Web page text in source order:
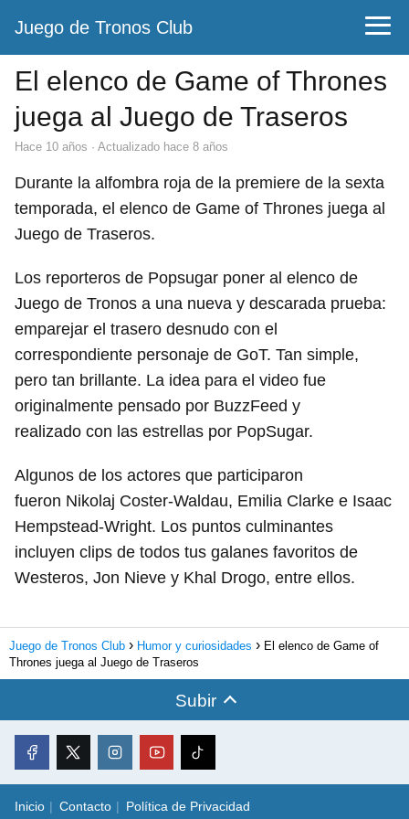
Juego de Tronos Club
El elenco de Game of Thrones
juega al Juego de Traseros
hace 10 años · Actualizado hace 8 años
Durante la alfombra roja de la premiere de la sexta
temporada, el elenco de Game of Thrones juega al
Juego de Traseros.
Los reporteros de Popsugar poner al elenco de
Juego de Tronos a una nueva y descarada prueba:
emparejar el trasero desnudo con el
correspondiente personaje de GoT. Tan simple,
pero tan brillante. La idea para el video fue
originalmente pensado por BuzzFeed y
realizado con las estrellas por PopSugar.
Algunos de los actores que participaron
fueron Nikolaj Coster-Waldau, Emilia Clarke e Isaac
Hempstead-Wright. Los puntos culminantes
incluyen clips de todos tus galanes favoritos de
Westeros, Jon Nieve y Khal Drogo, entre ellos.
Juego de Tronos Club Humor y curiosidades
El elenco de Game of
Thrones juega al Juego de Traseros
Subir
Inicio Contacto Política de Privacidad